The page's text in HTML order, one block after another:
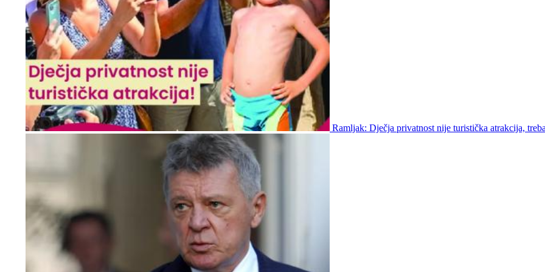
Ramljak: Dječja privatnost nije turistička atrakcija,